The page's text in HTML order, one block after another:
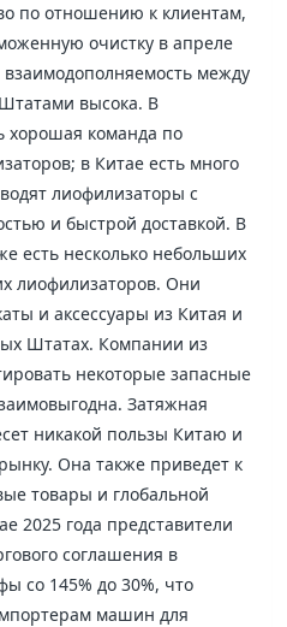
по отношению к клиентам,
очистку в апреле
между
высока. В
хорошая команда по
в Китае есть много
лиофилизаторы с
и быстрой доставкой. В
есть несколько небольших
лиофилизаторов. Они
и аксессуары из Китая и
Штатах. Компании из
некоторые запасные
Затяжная
никакой пользы Китаю и
Она также приведет к
товары и глобальной
2025 года представители
соглашения в
со 145% до 30%, что
машин для